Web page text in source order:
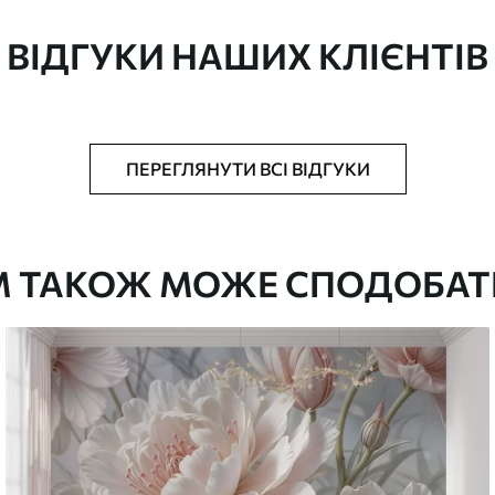
та/або клей для шпалер
губкою. Фотошпалери з покриттям
ВІДГУКИ НАШИХ КЛІЄНТІВ
ПЕРЕГЛЯНУТИ ВСІ ВІДГУКИ
ТАКОЖ МОЖЕ